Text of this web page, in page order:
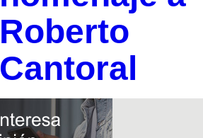
Roberto
Cantoral